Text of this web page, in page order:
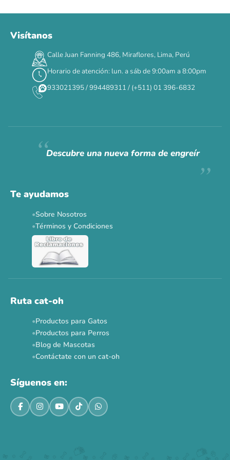
Visítanos
Calle Juan Fanning 486, Miraflores, Lima, Perú
Horario de atención: lun. a sáb de 9:00am a 8:00pm
933021395 / 994489311 / (+511) 01 396-6832
Descubre una nueva forma de engreír
Te ayudamos
Sobre Nosotros
Términos y Condiciones
Ruta cat-oh
Productos para Gatos
Productos para Perros
Blog de Mascotas
Contáctate con un cat-oh
Síguenos en: